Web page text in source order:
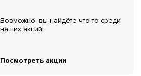
Возможно, вы найдёте что-то среди
наших акций!
Посмотреть акции